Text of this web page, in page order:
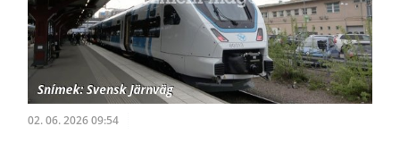
02. 06. 2026 09:54